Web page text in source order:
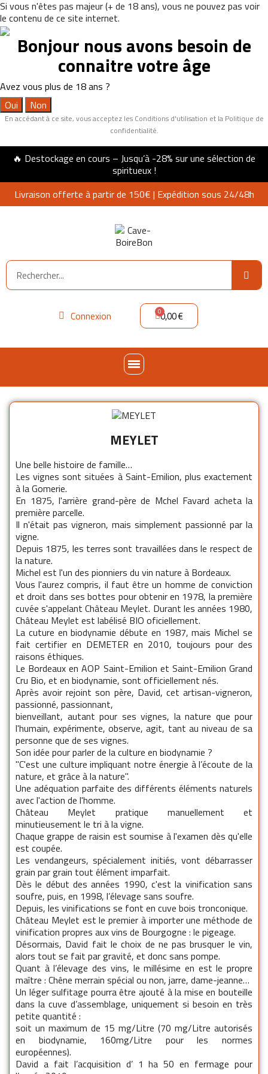
Si vous n'êtes pas majeur (+ de 18 ans), vous ne pouvez pas voir
le contenu de ce site internet.
Bonjour nous avons besoin de
connaitre votre âge
Avez vous plus de 18 ans ?
Oui
Non
En accédant à ce site, vous acceptez les Conditions d'utilisation et la Politique de
confidentialité.
🔥 Destockage en cours – Jusqu’à -28% sur une sélection de
spiritueux !
Livraison offerte à partir de 150€ | Expédition sous 24/48h
Connexion 0,00 €
MEYLET
Une belle histoire de famille…
Les vignes sont situées à Saint-Emilion, plus exactement
à la Gomerie.
En 1875, l'arrière grand-père de Mchel Favard acheta la
première parcelle.
Il n'était pas vigneron, mais simplement passionné par la
vigne.
Depuis 1875, les terres sont travaillées dans le respect de
la nature.
Michel est l'un des pionniers du vin nature à Bordeaux.
Vous l'aurez compris, il faut être un homme de conviction
et droit dans ses bottes pour obtenir en 1978, la première
cuvée s'appelant Château Meylet. Durant les années 1980,
Château Meylet est labélisé BIO oficiellement.
La cuture en biodynamie débute en 1987, mais Michel se
fait certifier en DEMETER en 2010, toujours pour des
raisons éthiques.
Le Bordeaux en AOP Saint-Emilion et Saint-Emilion Grand
Cru Bio, et en biodynamie, sont officiellement nés.
Après avoir rejoint son père, David, cet artisan-vigneron,
passionné, passionnant,
bienveillant, autant pour ses vignes, la nature que pour
l'humain, expérimente, observe, agit, tant au niveau de sa
personne que de ses vignes.
Son idée pour parler de la culture en biodynamie ?
"C'est une culture impliquant notre énergie à l’écoute de la
nature, et grâce à la nature".
Une adéquation parfaite des différents éléments naturels
avec l'action de l'homme.
Château Meylet pratique manuellement et
minutieusement le tri à la vigne.
Chaque grappe de raisin est soumise à l'examen dès qu'elle
est coupée.
Les vendangeurs, spécialement initiés, vont débarrasser
grain par grain tout élément imparfait.
Dès le début des années 1990, c'est la vinification sans
soufre, puis, en 1998, l’élevage sans soufre.
Depuis, les vinifications se font en cuve bois tronconique.
Château Meylet est le premier à importer une méthode de
vinification propres aux vins de Bourgogne : le pigeage.
Désormais, David fait le choix de ne pas brusquer le vin,
alors tout se fait par gravité, et donc sans pompe.
Quant à l’élevage des vins, le millésime en est le propre
maître : Chêne merrain spécial ou non, jarre, dame-jeanne…
Un léger sulfitage pourra être ajouté à la mise en bouteille
dans la cuve d’assemblage, uniquement si besoin en très
petite quantité :
soit un maximum de 15 mg/Litre (70 mg/Litre autorisés
en biodynamie, 160mg/Litre pour les normes
européennes).
David a fait l’acquisition d’ 1 ha 50 en fermage pour